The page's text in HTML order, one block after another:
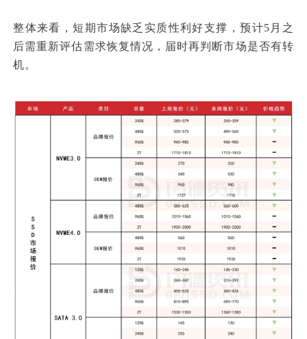
整体来看，短期市场缺乏实质性利好支撑，预计5月之
后需重新评估需求恢复情况，届时再判断市场是否有转
机。